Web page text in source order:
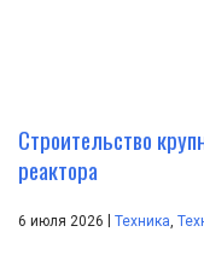
Строительство
реактора
6 июля 2026 Техника,